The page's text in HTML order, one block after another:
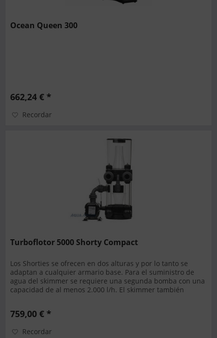
Ocean Queen 300
662,24 € *
Recordar
Turboflotor 5000 Shorty Compact
Los Shorties se ofrecen en dos alturas y por lo tanto se
adaptan a cualquier armario base. Para el suministro de
agua del skimmer se requiere una segunda bomba con una
capacidad de al menos 2.000 l/h. El skimmer también
759,00 € *
Recordar